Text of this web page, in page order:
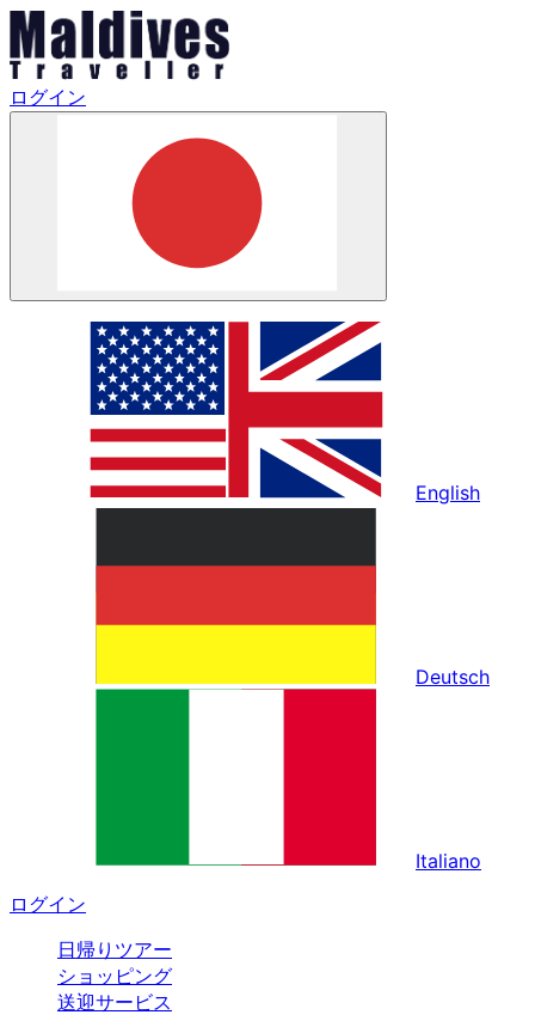
ログイン
English
Deutsch
Italiano
ログイン
日帰りツアー
ショッピング
送迎サービス